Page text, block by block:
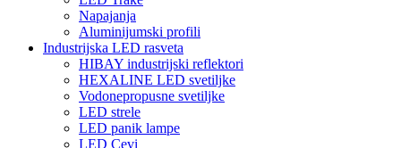
Napajanja
Aluminijumski profili
Industrijska LED rasveta
HIBAY industrijski reflektori
HEXALINE LED svetiljke
Vodonepropusne svetiljke
LED strele
LED panik lampe
LED Cevi